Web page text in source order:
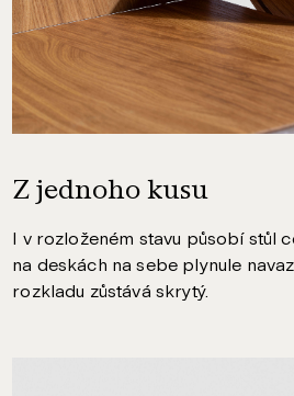
Z jednoho kusu
I v rozloženém stavu působí stůl
na deskách na sebe plynule
rozkladu zůstává skrytý.